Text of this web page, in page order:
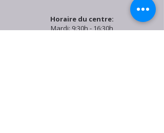
Horaire du centre:
Mardi: 9:30h - 16:30h